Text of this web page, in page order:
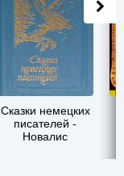
Сказки немецких
писателей -
Новалис